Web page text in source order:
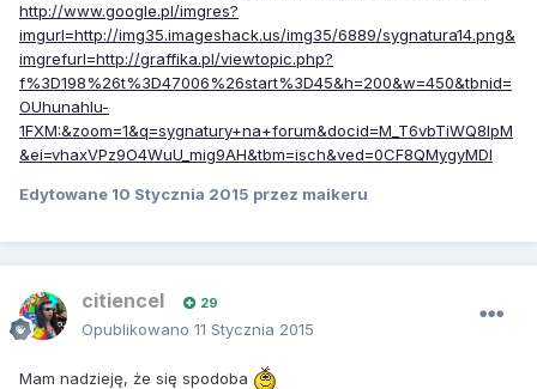
http://www.google.pl/imgres?
imgurl=http://img35.imageshack.us/img35/6889/sygnatura14.png&
imgrefurl=http://graffika.pl/viewtopic.php?
f%3D198%26t%3D47006%26start%3D45&h=200&w=450&tbnid=
OUhunahlu-
1FXM:&zoom=1&q=sygnatury+na+forum&docid=M_T6vbTiWQ8lpM
&ei=vhaxVPz9O4WuU_mig9AH&tbm=isch&ved=0CF8QMygyMDI
Edytowane 10 Stycznia 2015 przez maikeru
citiencel 29
Opublikowano 11 Stycznia 2015
Mam nadzieję, że się spodoba